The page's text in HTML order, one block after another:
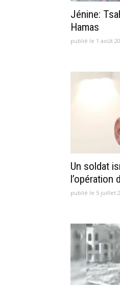
Jénine:
Hamas
publié le 1 août
Un soldat
l’opération
publié le 5 juillet